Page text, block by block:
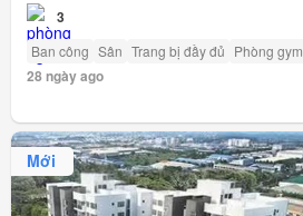
3
Ban công Sân Trang bị đầy đủ Phòng gym
28 ngày ago
Mới